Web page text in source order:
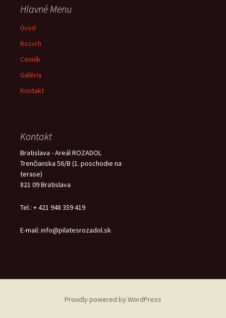
Hlavné Menu
Úvod
Rozvrh
Cenník
Galéria
Kontakt
Kontakt
Bratislava - Areál ROZADOL
Trenčianska 56/B (1. poschodie na
terase)
821 09 Bratislava
Tel.: + 421 948 359 419
E-mail: info@pilatesrozadol.sk
Proudly powered by WordPress